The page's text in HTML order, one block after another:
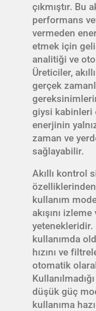
çıkmıştır. Bu
performans
vermeden
etmek için
analitiği ve
Üreticiler,
gerçek
giysi kabinleri
enerjinin
zaman ve
sağlayabilir.
Akıllı kontrol
kullanım
akışını
kullanımda
hızını ve
otomatik
düşük güç
kullanıma